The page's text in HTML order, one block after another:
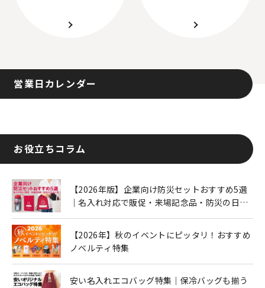
営業日カレンダー
お役立ちコラム
【2026年版】企業向け防災セットおすすめ5選
｜名入れ対応で販促・来場記念品・防災の日に
【2026年】秋のイベントにピッタリ！おすすめ
ノベルティ特集
安い名入れエコバッグ特集｜保冷バッグも揃う